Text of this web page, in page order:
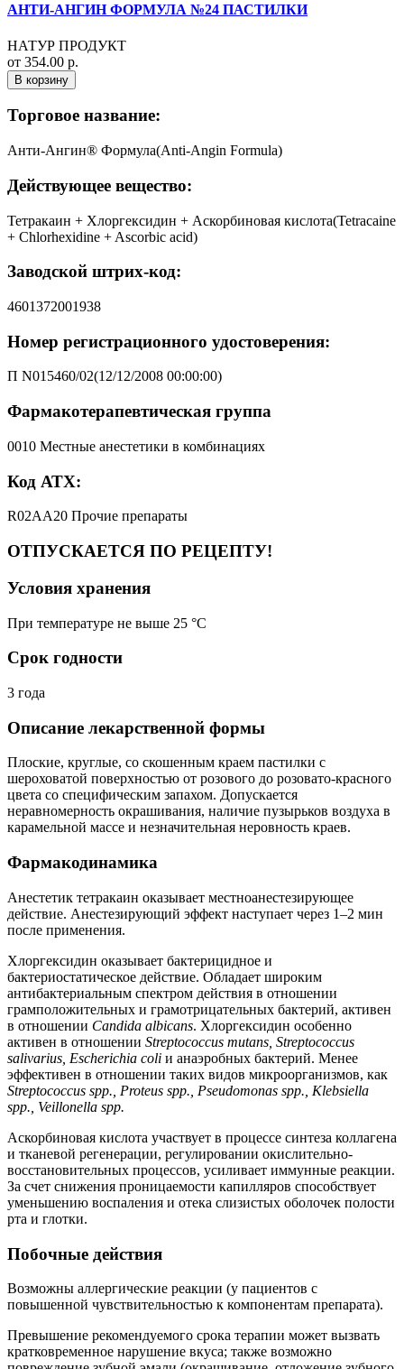
АНТИ-АНГИН ФОРМУЛА №24 ПАСТИЛКИ
НАТУР ПРОДУКТ
от 354.00 р.
В корзину
Торговое название:
Анти-Ангин® Формула(Anti-Angin Formula)
Действующее вещество:
Тетракаин + Хлоргексидин + Аскорбиновая кислота(Tetracaine
+ Chlorhexidine + Ascorbic acid)
Заводской штрих-код:
4601372001938
Номер регистрационного удостоверения:
П N015460/02(12/12/2008 00:00:00)
Фармакотерапевтическая группа
0010 Местные анестетики в комбинациях
Код АТХ:
R02AA20 Прочие препараты
ОТПУСКАЕТСЯ ПО РЕЦЕПТУ!
Условия хранения
При температуре не выше 25 °C
Срок годности
3 года
Описание лекарственной формы
Плоские, круглые, со скошенным краем пастилки с
шероховатой поверхностью от розового до розовато-красного
цвета со специфическим запахом. Допускается
неравномерность окрашивания, наличие пузырьков воздуха в
карамельной массе и незначительная неровность краев.
Фармакодинамика
Анестетик тетракаин оказывает местноанестезирующее
действие. Анестезирующий эффект наступает через 1–2 мин
после применения.
Хлоргексидин оказывает бактерицидное и
бактериостатическое действие. Обладает широким
антибактериальным спектром действия в отношении
грамположительных и грамотрицательных бактерий, активен
в отношении Candida albicans. Хлоргексидин особенно
активен в отношении Streptococcus mutans, Streptococcus
salivarius, Escherichia coli и анаэробных бактерий. Менее
эффективен в отношении таких видов микроорганизмов, как
Streptococcus spp., Proteus spp., Pseudomonas spp., Klebsiella
spp., Veillonella spp.
Аскорбиновая кислота участвует в процессе синтеза коллагена
и тканевой регенерации, регулировании окислительно-
восстановительных процессов, усиливает иммунные реакции.
За счет снижения проницаемости капилляров способствует
уменьшению воспаления и отека слизистых оболочек полости
рта и глотки.
Побочные действия
Возможны аллергические реакции (у пациентов с
повышенной чувствительностью к компонентам препарата).
Превышение рекомендуемого срока терапии может вызвать
кратковременное нарушение вкуса; также возможно